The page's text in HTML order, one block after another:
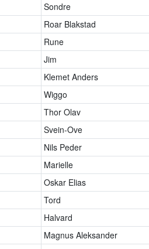
Sondre
Roar Blakstad
Rune
Jim
Klemet Anders
Wiggo
Thor Olav
Svein-Ove
Nils Peder
Marielle
Oskar Elias
Tord
Halvard
Magnus Aleksander